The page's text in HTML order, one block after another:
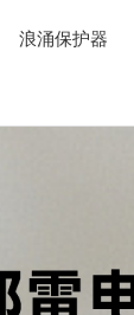
浪涌保护器